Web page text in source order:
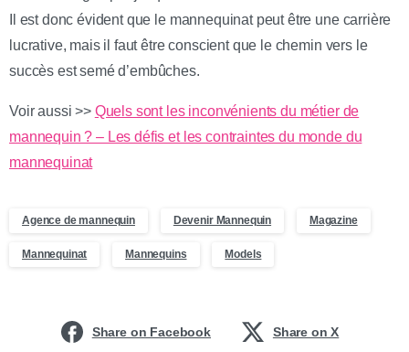
Il est donc évident que le mannequinat peut être une carrière
lucrative, mais il faut être conscient que le chemin vers le
succès est semé d’embûches.
Voir aussi >> Quels sont les inconvénients du métier de
mannequin ? – Les défis et les contraintes du monde du
mannequinat
Agence de mannequin Devenir Mannequin Magazine
Mannequinat Mannequins Models
Share on Facebook Share on X